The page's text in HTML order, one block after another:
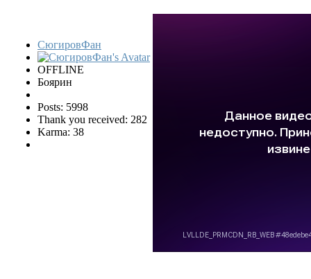
СюгировФан
OFFLINE
Боярин
Posts: 5998
Thank you received: 282
Karma: 38